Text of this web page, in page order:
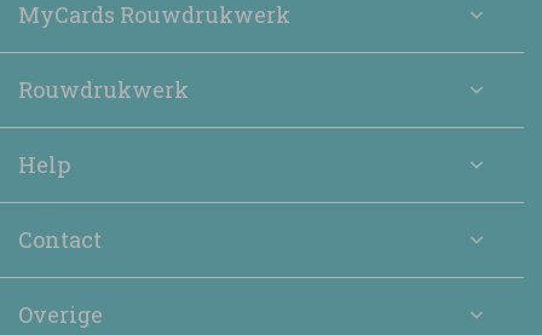
MyCards Rouwdrukwerk
Rouwdrukwerk
Help
Contact
Overige